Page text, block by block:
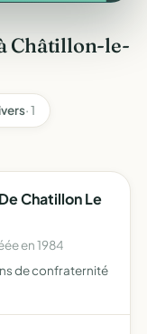
Châtillon-le-
· 1
Chatillon Le
en 1984
de confraternité